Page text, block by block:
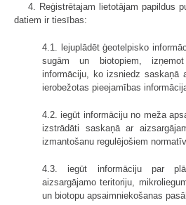
4. Reģistrētajam lietotājam papildus
datiem ir tiesības:
4.1. lejuplādēt ģeotelpisko
sugām un biotopiem, izņemot
informāciju, ko izsniedz saskaņā
ierobežotas pieejamības
4.2. iegūt informāciju no meža
izstrādāti saskaņā ar
izmantošanu regulējošiem
4.3. iegūt informāciju par
aizsargājamo teritoriju,
un biotopu apsaimniekošanas